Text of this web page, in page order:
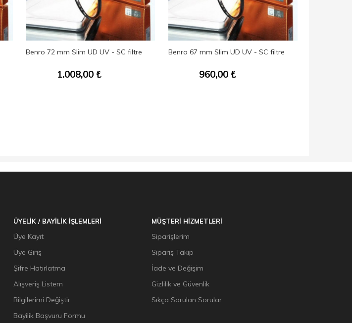
Benro 72 mm Slim UD UV - SC filtre
1.008,00₺
Benro 67 mm Slim UD UV - SC filtre
960,00 ₺
ÜYELİK / BAYİLİK İŞLEMLERİ
Üye Kayıt
Üye Giriş
Şifre Hatırlatma
Alışveriş Listem
Bilgilerimi Değiştir
Bayilik Başvuru Formu
MÜŞTERİ HİZMETLERİ
Siparişlerim
Sipariş Takip
İade ve Değişim
Gizlilik ve Güvenlik
Sıkça Sorulan Sorular